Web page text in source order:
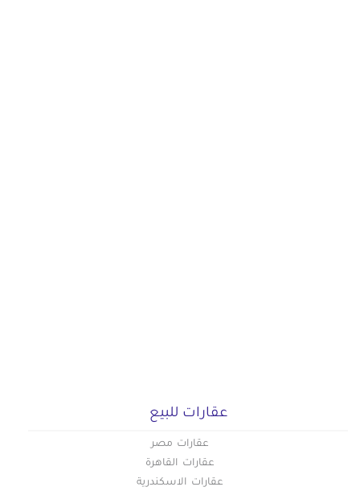
عقارات للبيع
عقارات مصر
عقارات القاهرة
عقارات الاسكندرية